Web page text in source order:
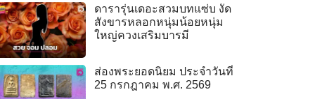
ดารารุ่นเดอะสวมบทแซ่บ งัด
สังขารหลอกหนุ่มน้อยหนุ่ม
ใหญ่ควงเสริมบารมี
ส่องพระยอดนิยม ประจำวันที่
25 กรกฎาคม พ.ศ. 2569